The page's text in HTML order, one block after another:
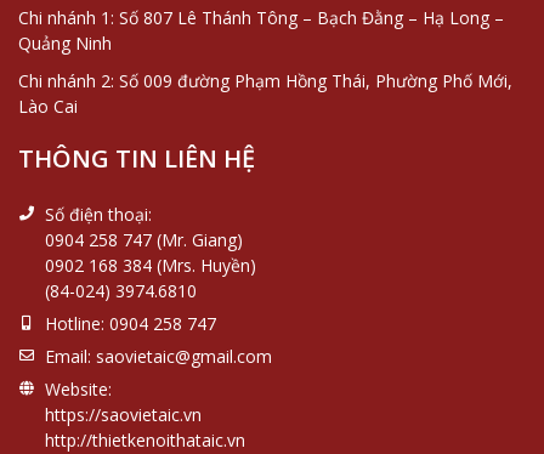
Chi nhánh 1: Số 807 Lê Thánh Tông – Bạch Đằng – Hạ Long –
Quảng Ninh
Chi nhánh 2: Số 009 đường Phạm Hồng Thái, Phường Phố Mới,
Lào Cai
THÔNG TIN LIÊN HỆ
Số điện thoại:
0904 258 747 (Mr. Giang)
0902 168 384 (Mrs. Huyền)
(84-024) 3974.6810
Hotline: 0904 258 747
Email: saovietaic@gmail.com
Website:
https://saovietaic.vn
http://thietkenoithataic.vn